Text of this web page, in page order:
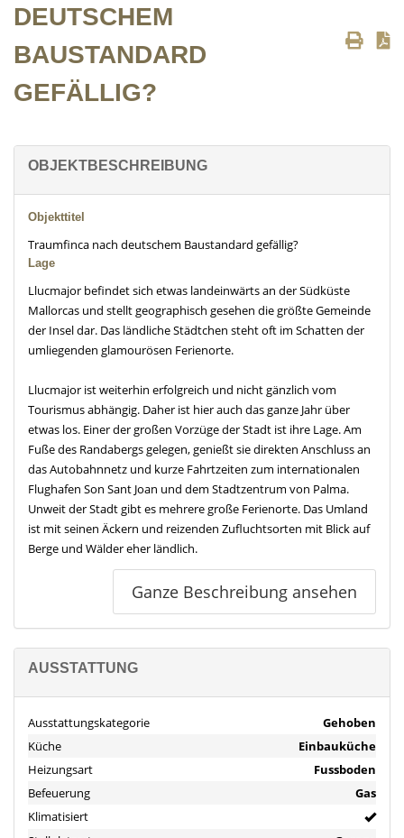
DEUTSCHEM
BAUSTANDARD
GEFÄLLIG?
OBJEKTBESCHREIBUNG
Objekttitel
Traumfinca nach deutschem Baustandard gefällig?
Lage
Llucmajor befindet sich etwas landeinwärts an der Südküste
Mallorcas und stellt geographisch gesehen die größte Gemeinde
der Insel dar. Das ländliche Städtchen steht oft im Schatten der
umliegenden glamourösen Ferienorte.
Llucmajor ist weiterhin erfolgreich und nicht gänzlich vom
Tourismus abhängig. Daher ist hier auch das ganze Jahr über
etwas los. Einer der großen Vorzüge der Stadt ist ihre Lage. Am
Fuße des Randabergs gelegen, genießt sie direkten Anschluss an
das Autobahnnetz und kurze Fahrtzeiten zum internationalen
Flughafen Son Sant Joan und dem Stadtzentrum von Palma.
Unweit der Stadt gibt es mehrere große Ferienorte. Das Umland
ist mit seinen Äckern und reizenden Zufluchtsorten mit Blick auf
Berge und Wälder eher ländlich.
Der größte Vorteil, den Ihnen Llucmajor bietet, ist die gute
geschäftige Stadtzentrum Palmas als auch der belebte Ferienort
S’Arenal befinden sich in nächster Nähe. Zu den ländlichen
Städten Campos, Porreres, Randa und Algaida ist es ebenfalls
Ausstattung
Die angebotene Immobilie wurde erst in diesem Jahr
fertiggestellt, strahlt also in vollem Glanz. Hier erwartet Sie ein
makelloses Zuhause, bei welchem erstmal keine Arbeiten
anstehen.
Ganze Beschreibung ansehen
AUSSTATTUNG
Ausstattungskategorie
Gehoben
Küche
Einbauküche
Heizungsart
Fussboden
Befeuerung
Gas
Klimatisiert